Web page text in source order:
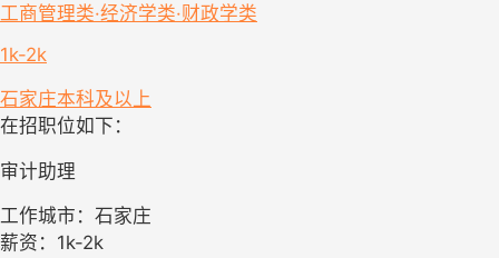
工商管理类·经济学类·财政学类
1k-2k
石家庄本科及以上
在招职位如下：
审计助理
工作城市：石家庄
薪资：1k-2k